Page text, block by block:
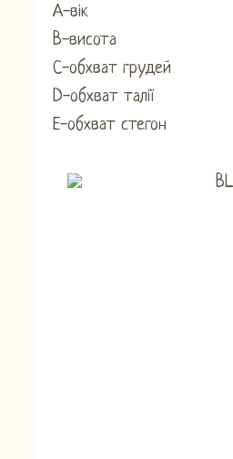
А-вік
B-висота
С-обхват грудей
D-обхват талії
Е-обхват стегон